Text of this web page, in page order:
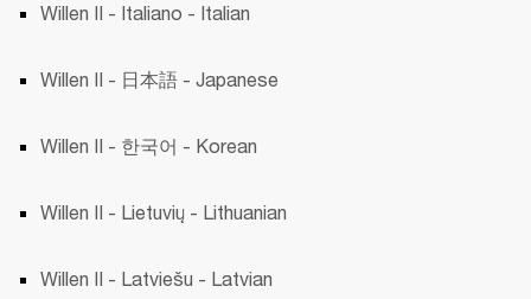
Willen II - Italiano - Italian
Willen II - 日本語 - Japanese
Willen II - 한국어 - Korean
Willen II - Lietuvių - Lithuanian
Willen II - Latviešu - Latvian